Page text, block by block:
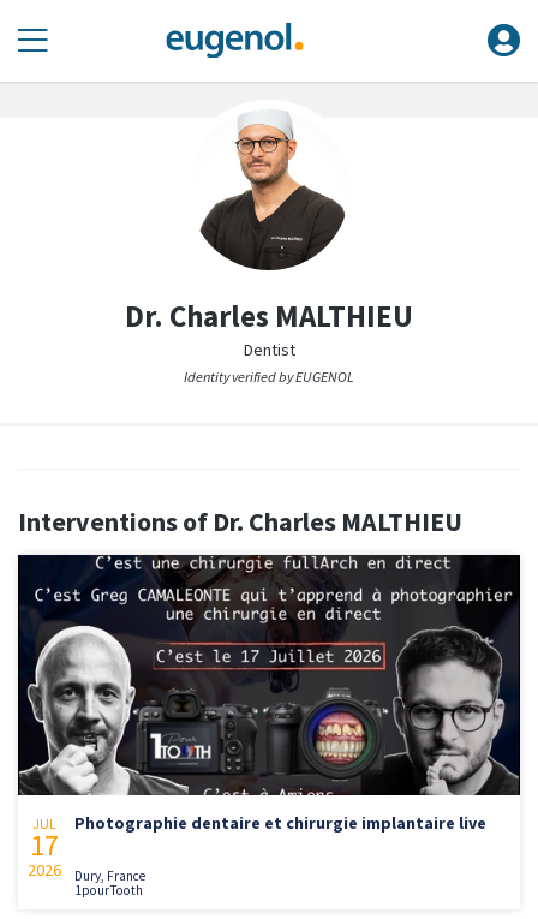
Dr. Charles MALTHIEU
Dentist
Identity verified by EUGENOL
Interventions of Dr. Charles MALTHIEU
JUL
17
2026
Photographie dentaire et chirurgie implantaire live
Dury, France
1pourTooth